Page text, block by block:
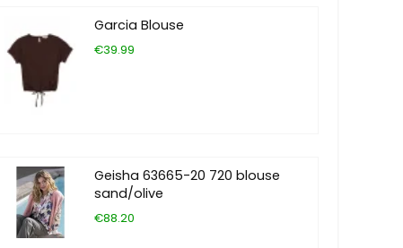
Garcia Blouse
€39.99
Geisha 63665-20 720 blouse
sand/olive
€88.20